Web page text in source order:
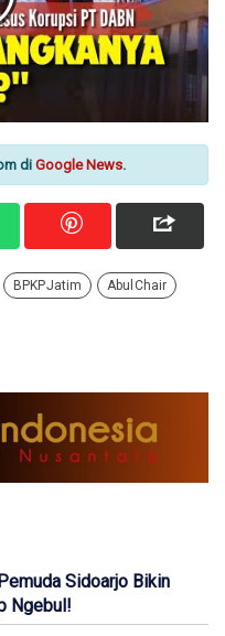
diGoogle News.
BPKP Jatim Abul Chair
Sidoarjo Bikin
Ngebul!